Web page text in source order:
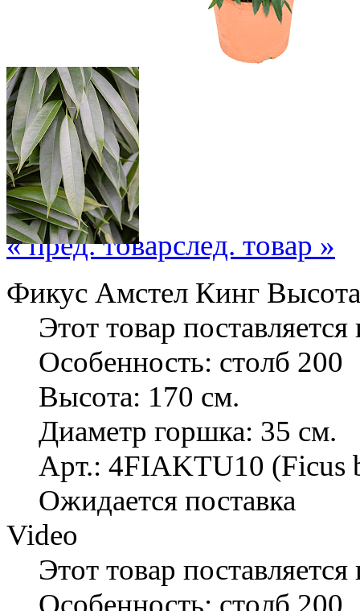
« пред. товарслед. товар »
Фикус Амстел Кинг
Этот товар
Особенность: столб 200
Высота: 170 см.
Диаметр горшка: 35 см.
Арт.: 4FIAKTU10
Ожидается поставка
Video
Этот товар
Особенность: столб 200